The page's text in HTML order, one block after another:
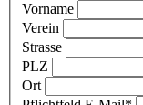
Vorname
Verein
Strasse
PLZ
Ort